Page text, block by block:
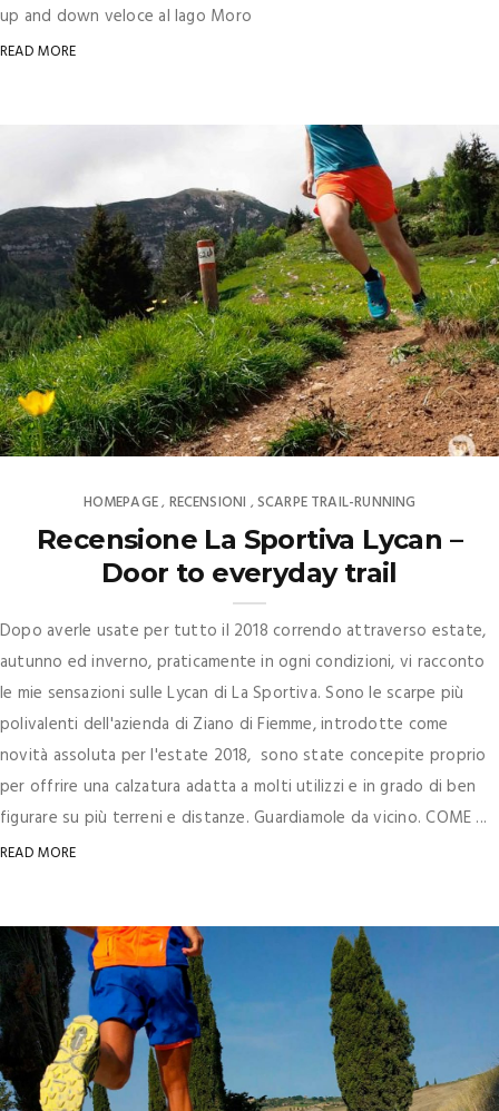
up and down veloce al lago Moro
READ MORE
HOMEPAGE, RECENSIONI ,SCARPE TRAIL-RUNNING
Recensione La Sportiva Lycan –
Door to everyday trail
Dopo averle usate per tutto il 2018 correndo attraverso estate,
autunno ed inverno, praticamente in ogni condizioni, vi racconto
le mie sensazioni sulle Lycan di La Sportiva. Sono le scarpe più
polivalenti dell'azienda di Ziano di Fiemme, introdotte come
novità assoluta per l'estate 2018, sono state concepite proprio
per offrire una calzatura adatta a molti utilizzi e in grado di ben
figurare su più terreni e distanze. Guardiamole da vicino. COME ...
READ MORE